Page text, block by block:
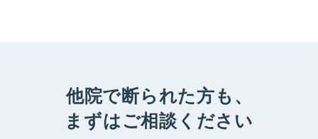
他院で断られた方も、
まずはご相談ください